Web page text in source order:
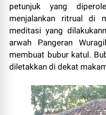
petunjuk yang
menjalankan ritrual di
meditasi yang
arwah Pangeran
membuat bubur katul.
diletakkan di dekat